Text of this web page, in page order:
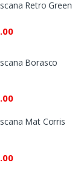
Retro Green
Borasco
Mat Corris